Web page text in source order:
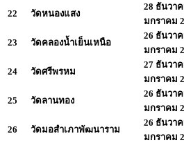
22 วัดหนองแสง
28 ธันวาค
มกราคม
23 วัดคลองน้ำเย็นเหนือ
26 ธันวาค
มกราคม
24 วัดศรีพรหม
27 ธันวา
มกราคม
25 วัดลานทอง
26 ธันวา
มกราคม
26 วัดมอสำเภาพัฒนาราม
26 ธันวาค
มกราคม